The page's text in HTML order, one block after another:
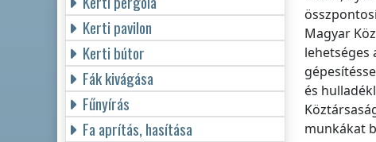
Magyar
lehetséges
és
munkákat
Kerti pavilon
Kerti bútor
Fák kivágása
Fűnyírás
Fa aprítás, hasítása